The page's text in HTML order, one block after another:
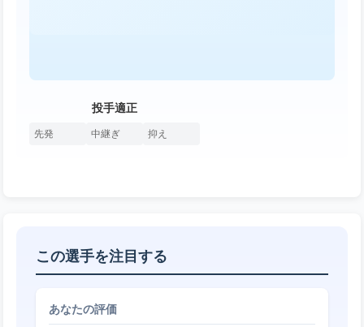
投手適正
先発 中継ぎ 抑え
この選手を注目する
あなたの評価